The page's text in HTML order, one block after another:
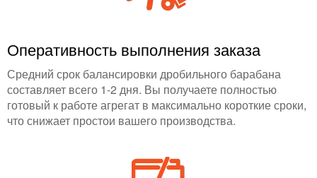
Оперативность выполнения заказа
Средний срок балансировки дробильного барабана
составляет всего 1-2 дня. Вы получаете полностью
готовый к работе агрегат в максимально короткие сроки,
что снижает простои вашего производства.